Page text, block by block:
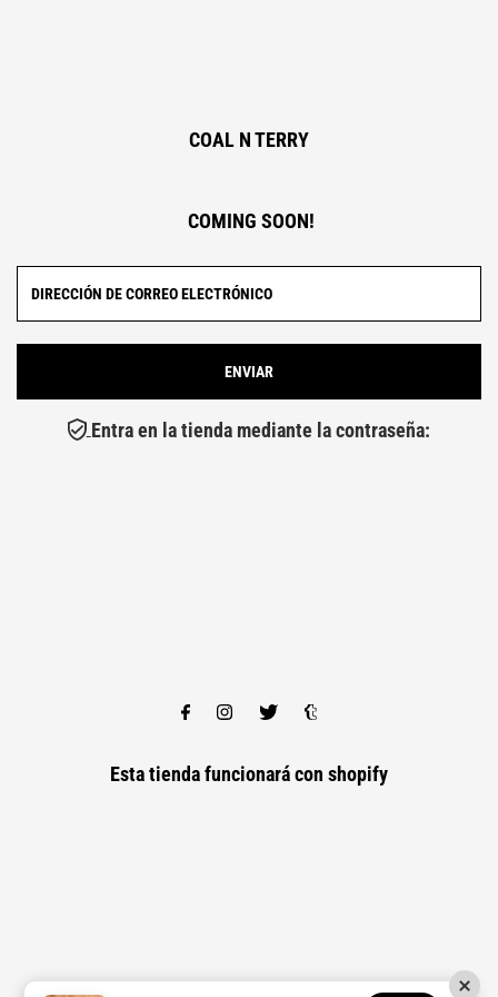
COAL N TERRY
COMING SOON!
Entra en la tienda mediante la contraseña:
Esta tienda funcionará con shopify